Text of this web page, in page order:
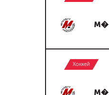
М�
Хоккей
М�